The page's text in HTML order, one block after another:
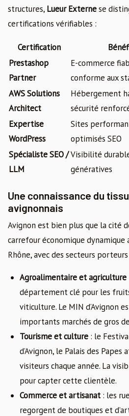
structures, Lueur Externese
certifications vérifiables :
Certification
Prestashop
Partner
E-commerce
conforme aux
AWS Solutions
Architect
Hébergement
sécurité
Expertise
WordPress
Sites
optimisés SEO
Spécialiste SEO /
LLM
Visibilité
génératives
Une connaissance du
avignonnais
Avignon est bien plus que la cité
carrefour économique
Rhône, avec des secteurs
Agroalimentaire et agriculture
département clé pour les
viticulture. Le MIN d’Avignon
importants marchés de gros
Tourisme et culture : le
d’Avignon, le Palais des
visiteurs chaque année. La
pour capter cette clientèle.
Commerce et artisanat : les
regorgent de boutiques et